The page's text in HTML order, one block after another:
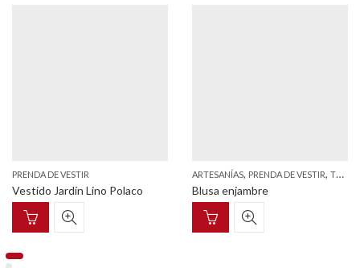
PRENDA DE VESTIR
Vestido Jardín Lino Polaco
ARTESANÍAS, PRENDA DE VESTIR, TEXTILES ETNICOS Y ESTILIZADOS
Blusa enjambre